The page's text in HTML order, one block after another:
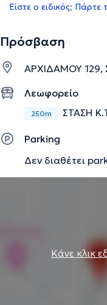
Είστε ο ειδικός;
Πρόσβαση
ΑΡΧΙΔΑΜΟΥ 129,
Λεωφορείο
250m ΣΤΑΣΗ
Parking
Δεν διαθέτει
Κάνε κλικ